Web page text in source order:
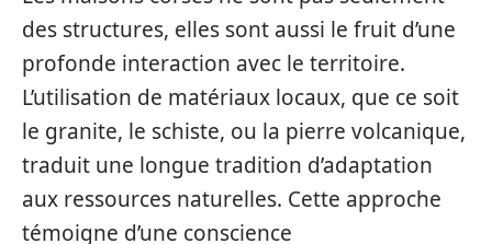
des structures, elles sont aussi le fruit d’une
profonde interaction avec le territoire.
L’utilisation de matériaux locaux, que ce soit
le granite, le schiste, ou la pierre volcanique,
traduit une longue tradition d’adaptation
aux ressources naturelles. Cette approche
témoigne d’une conscience